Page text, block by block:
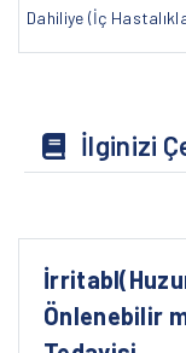
Dahiliye (İç
İlginizi
Önlenebilir